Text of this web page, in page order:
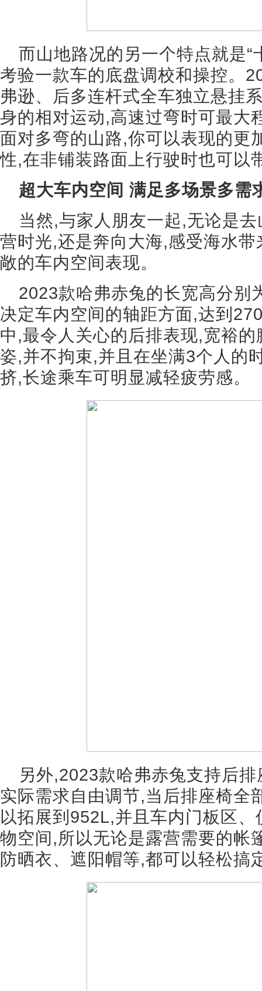
而山地路况的另一个特点就是“
考验一款车的底盘调校和操控。
弗逊、后多连杆式全车独立悬挂
身的相对运动,高速过弯时可最大
面对多弯的山路,你可以表现的更
性,在非铺装路面上行驶时也可以
超大车内空间 满足多场景多需
当然,与家人朋友一起,无论是
营时光,还是奔向大海,感受海水
敞的车内空间表现。
2023款哈弗赤兔的长宽高分别
决定车内空间的轴距方面,达到
中,最令人关心的后排表现,宽裕
姿,并不拘束,并且在坐满3个人的
挤,长途乘车可明显减轻疲劳感。
另外,2023款哈弗赤兔支持后
实际需求自由调节,当后排座椅全
以拓展到952L,并且车内门板区
物空间,所以无论是露营需要的帐
防晒衣、遮阳帽等,都可以轻松搞